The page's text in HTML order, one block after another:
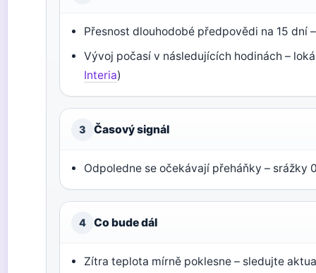
Přesnost dlouhodobé předpovědi na 15 dní
Vývoj počasí v následujících hodinách –
Interia)
3 Časový signál
Odpoledne se očekávají přeháňky – srážky
4 Co bude dál
Zítra teplota mírně poklesne – sledujte